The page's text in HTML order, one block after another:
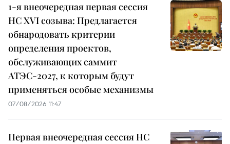
1-я внеочередная первая сессия
НС XVI созыва: Предлагается
обнародовать критерии
определения проектов,
обслуживающих саммит
АТЭС-2027, к которым будут
применяться особые механизмы
07/08/2026 11:47
Первая внеочередная сессия НС